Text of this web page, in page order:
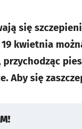
się
kwietnia
przychodząc
Aby się